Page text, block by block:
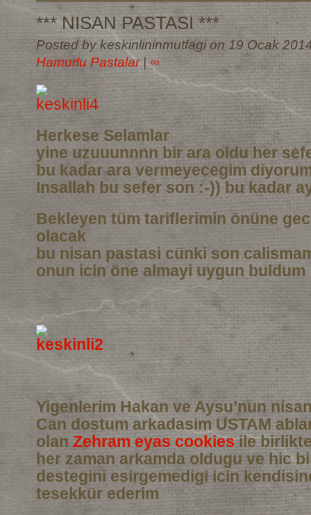
*** NISAN PASTASI ***
Posted by keskinlininmutfagi on 19 Ocak
Hamurlu Pastalar |∞
Herkese Selamlar
yine uzuuunnnn bir ara oldu her
bu kadar ara vermeyecegim
Insallah bu sefer son :-)) bu kadar
Bekleyen tüm tariflerimin önüne
olacak
bu nisan pastasi cünki son
onun icin öne almayi uygun buldum
Yigenlerim Hakan ve Aysu’nun
Can dostum arkadasim USTAM
olan Zehram eyas cookiesile
her zaman arkamda oldugu ve hic
destegini esirgemedigi icin
tesekkür ederim